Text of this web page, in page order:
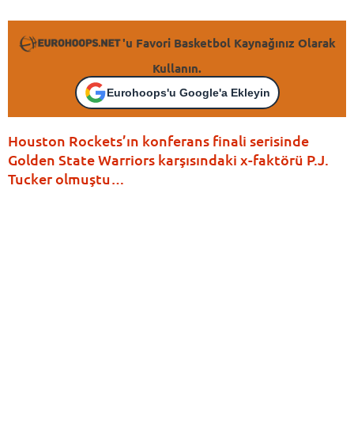
'u Favori Basketbol Kaynağınız Olarak
Kullanın.
Eurohoops'u Google'a Ekleyin
Houston Rockets’ın konferans finali serisinde
Golden State Warriors karşısındaki x-faktörü P.J.
Tucker olmuştu…